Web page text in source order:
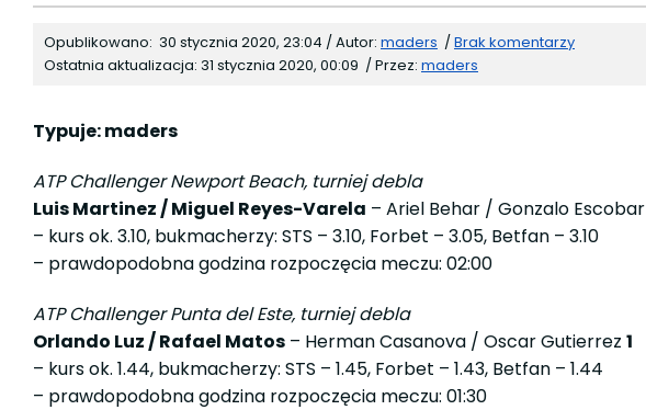
Opublikowano: 30 stycznia 2020, 23:04 /Autor: maders /Brak komentarzy
Ostatnia aktualizacja: 31 stycznia 2020, 00:09 /Przez: maders
Typuje: maders
ATP Challenger Newport Beach, turniej debla
Luis Martinez / Miguel Reyes-Varela – Ariel Behar / Gonzalo Escobar
– kurs ok. 3.10, bukmacherzy: STS – 3.10, Forbet – 3.05, Betfan – 3.10
– prawdopodobna godzina rozpoczęcia meczu: 02:00
ATP Challenger Punta del Este, turniej debla
Orlando Luz / Rafael Matos – Herman Casanova / Oscar Gutierrez 1
– kurs ok. 1.44, bukmacherzy: STS – 1.45, Forbet – 1.43, Betfan – 1.44
– prawdopodobna godzina rozpoczęcia meczu: 01:30